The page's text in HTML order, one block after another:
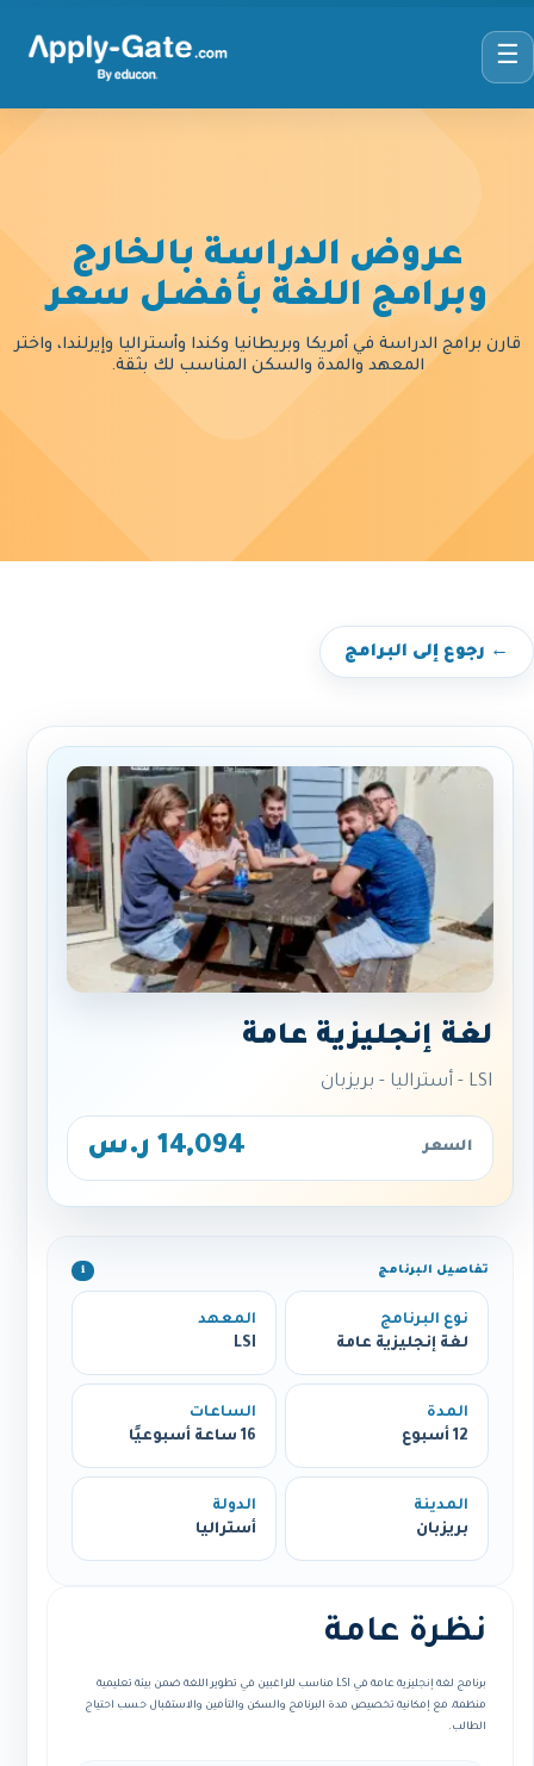
☰
عروض الدراسة بالخارج
وبرامج اللغة بأفضل سعر
قارن برامج الدراسة في أمريكا وبريطانيا وكندا وأستراليا وإيرلندا، واختر
المعهد والمدة والسكن المناسب لك بثقة.
← رجوع إلى البرامج
لغة إنجليزية عامة
LSI - أستراليا - بريزبان
السعر 14,094 ر.س
تفاصيل البرنامج ℹ️
نوع البرنامج
لغة إنجليزية عامة
المعهد
LSI
المدة
12 أسبوع
الساعات
16 ساعة أسبوعيًا
المدينة
بريزبان
الدولة
أستراليا
نظرة عامة
برنامج لغة إنجليزية عامة في LSI مناسب للراغبين في تطوير اللغة ضمن بيئة تعليمية
منظمة، مع إمكانية تخصيص مدة البرنامج والسكن والتأمين والاستقبال حسب احتياج
الطالب.